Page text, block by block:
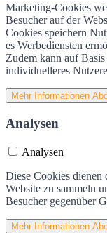
Marketing-Cookies
Besucher auf der
Cookies speichern
es Werbediensten
Zudem kann auf
individuelleres
Mehr Informationen
Analysen
Analysen
Diese Cookies dienen
Website zu sammeln
Besucher gegenüber
Mehr Informationen